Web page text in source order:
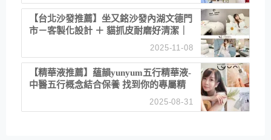
【台北沙發推薦】坐又銘沙發內湖文德門
市－客製化設計 ＋ 貓抓皮耐磨好清潔｜
直營直銷、價格透明 高CP值打造夢想
2025-11-08
【精華液推薦】蘊韻yunyum五行精華液-
中醫五行概念結合保養 找到你的專屬精
華！ 水㊀土㊀就選「潤・賦精華」維持
2025-08-31